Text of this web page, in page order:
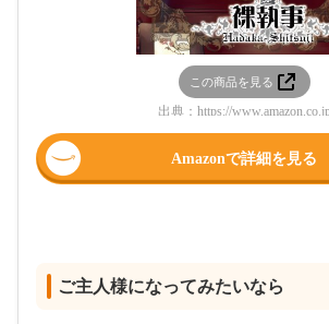
この商品を見る
出典： https://
Amazonで詳細を見る
ご主人様になってみたいなら